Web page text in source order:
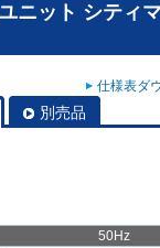
ニット シティ
仕様表ダ
別売品
50Hz